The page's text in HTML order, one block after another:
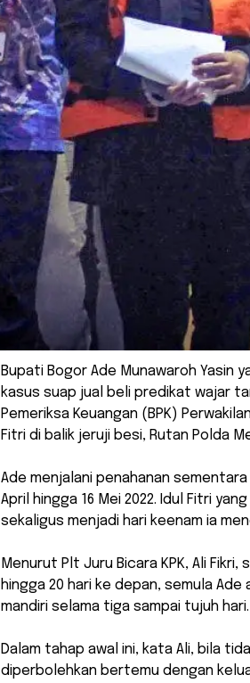
Bupati Bogor Ade Munawaroh Yasin
kasus suap jual beli predikat wajar
Pemeriksa Keuangan (BPK)
Fitri di balik jeruji besi, Rutan Polda
Ade menjalani penahanan
April hingga 16 Mei 2022. Idul Fitri
sekaligus menjadi hari keenam ia
Menurut Plt Juru Bicara KPK, Ali
hingga 20 hari ke depan, semula
mandiri selama tiga sampai tujuh hari.
Dalam tahap awal ini, kata Ali, bila
diperbolehkan bertemu dengan